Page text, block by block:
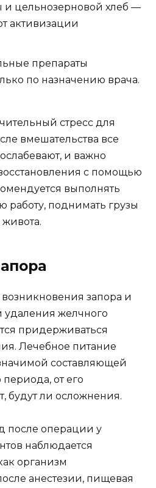
и цельнозерновой хлеб —
активизации
препараты
по назначению врача.
стресс для
вмешательства все
и важно
с помощью
выполнять
работу, поднимать грузы
запора и
удаления желчного
придерживаться
Лечебное питание
составляющей
от его
будут ли осложнения.
после операции у
наблюдается
организм
анестезии, пищевая